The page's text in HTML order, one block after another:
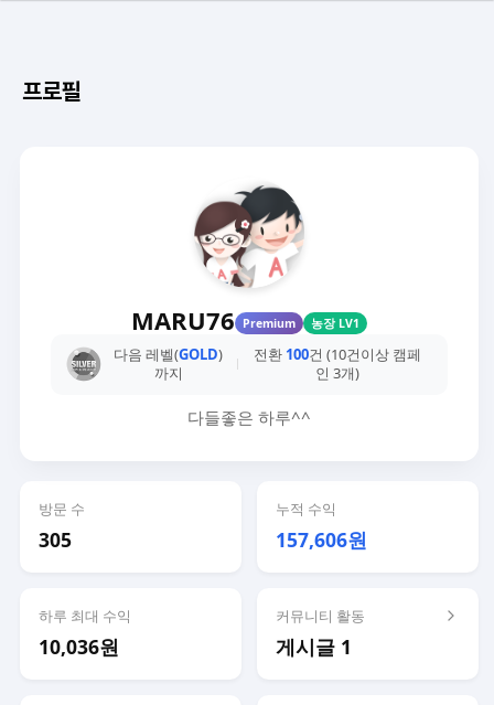
프로필
MARU76 Premium 농장 LV1
다음 레벨(GOLD)
까지
전환 100건 (10건이상 캠페
인 3개)
다들좋은 하루^^
방문 수
305
누적 수익
157,606원
하루 최대 수익
10,036원
커뮤니티 활동
게시글 1